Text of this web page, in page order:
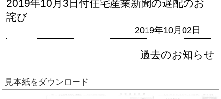
2019年10月3日付住宅産業新聞の遅配のお
詫び
2019年10月02日
過去のお知らせ
見本紙をダウンロード